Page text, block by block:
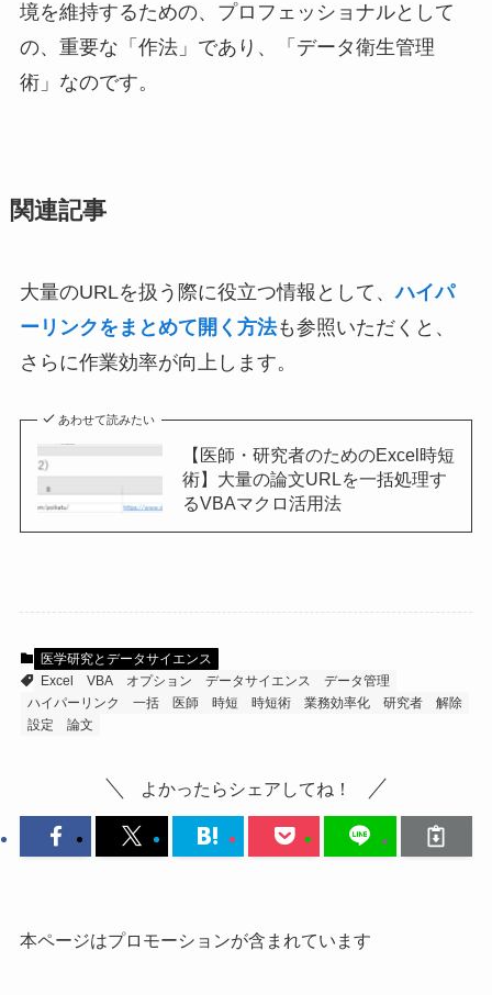
境を維持するための、プロフェッショナルとして
の、重要な「作法」であり、「データ衛生管理
術」なのです。
関連記事
大量のURLを扱う際に役立つ情報として、ハイパ
ーリンクをまとめて開く方法も参照いただくと、
さらに作業効率が向上します。
あわせて読みたい
【医師・研究者のためのExcel時短
術】大量の論文URLを一括処理す
るVBAマクロ活用法
医学研究とデータサイエンス
Excel
VBA オプション データサイエンス
データ管理
ハイパーリンク
一括 医師 時短 時短術 業務効率化 研究者
解除
設定
論文
よかったらシェアしてね！
本ページはプロモーションが含まれています